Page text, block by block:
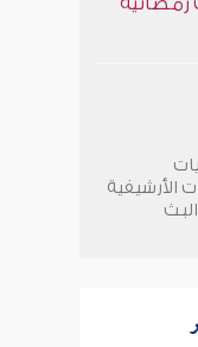
الأرشيفية